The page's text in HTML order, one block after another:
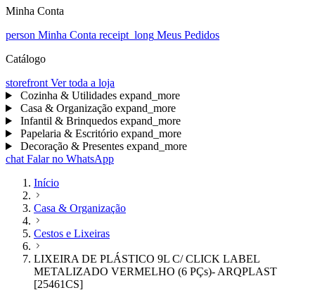
Minha Conta
person Minha Conta receipt_long Meus Pedidos
Catálogo
storefront Ver toda a loja
Cozinha & Utilidades expand_more
Casa & Organização expand_more
Infantil & Brinquedos expand_more
Papelaria & Escritório expand_more
Decoração & Presentes expand_more
chat Falar no WhatsApp
Início
Casa & Organização
Cestos e Lixeiras
LIXEIRA DE PLÁSTICO 9L C/ CLICK LABEL
METALIZADO VERMELHO (6 PÇs)- ARQPLAST
[25461CS]